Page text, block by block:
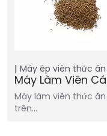
Máy ép viên thức
Máy Làm Viên
Máy làm viên thức
trên...